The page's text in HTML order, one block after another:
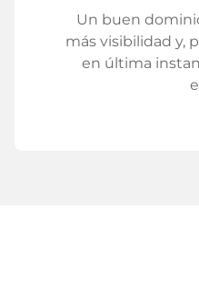
Un buen
más visibilidad y,
en última